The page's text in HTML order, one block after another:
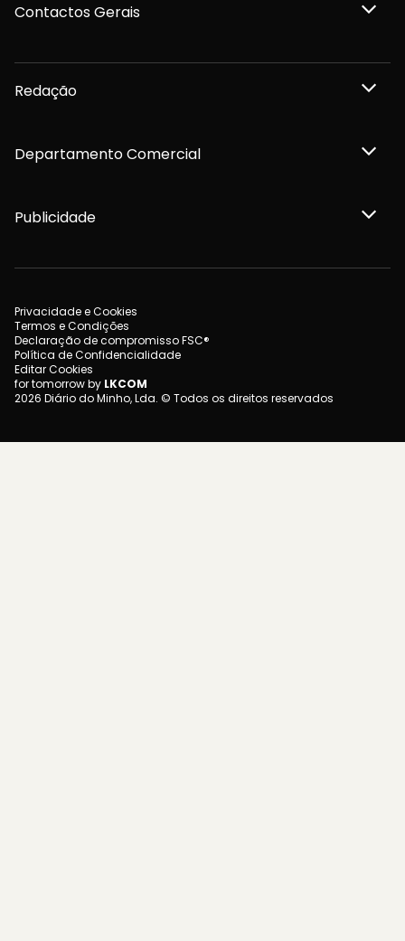
Contactos Gerais
Redação
Departamento Comercial
Publicidade
Privacidade e Cookies
Termos e Condições
Declaração de compromisso FSC®
Política de Confidencialidade
Editar Cookies
for tomorrow by LKCOM
2026 Diário do Minho, Lda. © Todos os direitos reservados